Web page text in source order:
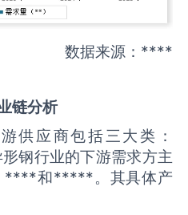
数据来源：****
链分析
供应商包括三大类：
行业的下游需求方主
和*****。其具体产